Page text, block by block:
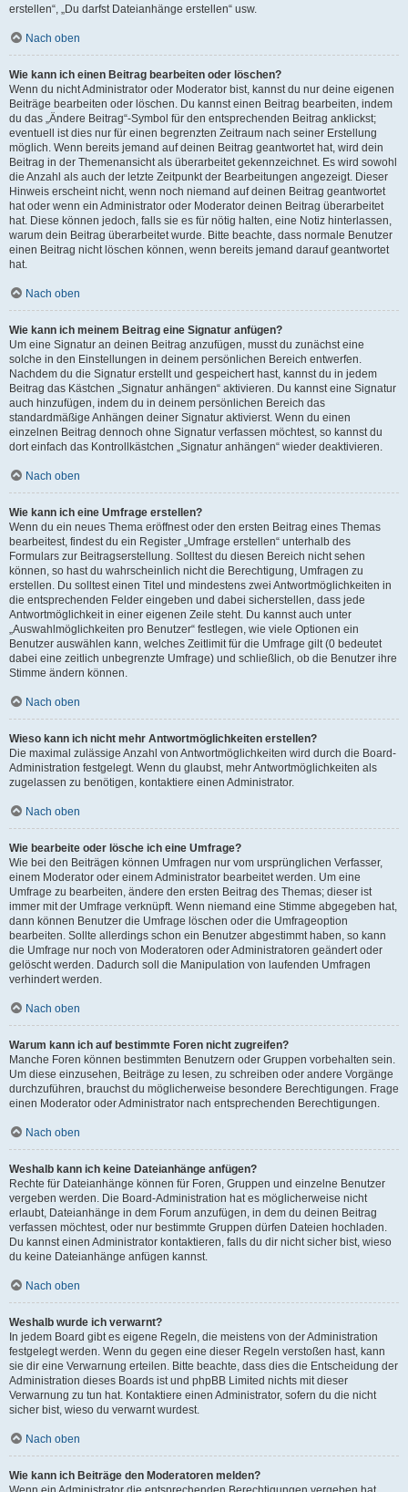
erstellen“, „Du darfst Dateianhänge erstellen“ usw.
Nach oben
Wie kann ich einen Beitrag bearbeiten oder löschen?
Wenn du nicht Administrator oder Moderator bist, kannst du nur deine eigenen
Beiträge bearbeiten oder löschen. Du kannst einen Beitrag bearbeiten, indem
du das „Ändere Beitrag“-Symbol für den entsprechenden Beitrag anklickst;
eventuell ist dies nur für einen begrenzten Zeitraum nach seiner Erstellung
möglich. Wenn bereits jemand auf deinen Beitrag geantwortet hat, wird dein
Beitrag in der Themenansicht als überarbeitet gekennzeichnet. Es wird sowohl
die Anzahl als auch der letzte Zeitpunkt der Bearbeitungen angezeigt. Dieser
Hinweis erscheint nicht, wenn noch niemand auf deinen Beitrag geantwortet
hat oder wenn ein Administrator oder Moderator deinen Beitrag überarbeitet
hat. Diese können jedoch, falls sie es für nötig halten, eine Notiz hinterlassen,
warum dein Beitrag überarbeitet wurde. Bitte beachte, dass normale Benutzer
einen Beitrag nicht löschen können, wenn bereits jemand darauf geantwortet
hat.
Nach oben
Wie kann ich meinem Beitrag eine Signatur anfügen?
Um eine Signatur an deinen Beitrag anzufügen, musst du zunächst eine
solche in den Einstellungen in deinem persönlichen Bereich entwerfen.
Nachdem du die Signatur erstellt und gespeichert hast, kannst du in jedem
Beitrag das Kästchen „Signatur anhängen“ aktivieren. Du kannst eine Signatur
auch hinzufügen, indem du in deinem persönlichen Bereich das
standardmäßige Anhängen deiner Signatur aktivierst. Wenn du einen
einzelnen Beitrag dennoch ohne Signatur verfassen möchtest, so kannst du
dort einfach das Kontrollkästchen „Signatur anhängen“ wieder deaktivieren.
Nach oben
Wie kann ich eine Umfrage erstellen?
Wenn du ein neues Thema eröffnest oder den ersten Beitrag eines Themas
bearbeitest, findest du ein Register „Umfrage erstellen“ unterhalb des
Formulars zur Beitragserstellung. Solltest du diesen Bereich nicht sehen
können, so hast du wahrscheinlich nicht die Berechtigung, Umfragen zu
erstellen. Du solltest einen Titel und mindestens zwei Antwortmöglichkeiten in
die entsprechenden Felder eingeben und dabei sicherstellen, dass jede
Antwortmöglichkeit in einer eigenen Zeile steht. Du kannst auch unter
„Auswahlmöglichkeiten pro Benutzer“ festlegen, wie viele Optionen ein
Benutzer auswählen kann, welches Zeitlimit für die Umfrage gilt (0 bedeutet
dabei eine zeitlich unbegrenzte Umfrage) und schließlich, ob die Benutzer ihre
Stimme ändern können.
Nach oben
Wieso kann ich nicht mehr Antwortmöglichkeiten erstellen?
Die maximal zulässige Anzahl von Antwortmöglichkeiten wird durch die Board-
Administration festgelegt. Wenn du glaubst, mehr Antwortmöglichkeiten als
zugelassen zu benötigen, kontaktiere einen Administrator.
Nach oben
Wie bearbeite oder lösche ich eine Umfrage?
Wie bei den Beiträgen können Umfragen nur vom ursprünglichen Verfasser,
einem Moderator oder einem Administrator bearbeitet werden. Um eine
Umfrage zu bearbeiten, ändere den ersten Beitrag des Themas; dieser ist
immer mit der Umfrage verknüpft. Wenn niemand eine Stimme abgegeben hat,
dann können Benutzer die Umfrage löschen oder die Umfrageoption
bearbeiten. Sollte allerdings schon ein Benutzer abgestimmt haben, so kann
die Umfrage nur noch von Moderatoren oder Administratoren geändert oder
gelöscht werden. Dadurch soll die Manipulation von laufenden Umfragen
verhindert werden.
Nach oben
Warum kann ich auf bestimmte Foren nicht zugreifen?
Manche Foren können bestimmten Benutzern oder Gruppen vorbehalten sein.
Um diese einzusehen, Beiträge zu lesen, zu schreiben oder andere Vorgänge
durchzuführen, brauchst du möglicherweise besondere Berechtigungen. Frage
einen Moderator oder Administrator nach entsprechenden Berechtigungen.
Nach oben
Weshalb kann ich keine Dateianhänge anfügen?
Rechte für Dateianhänge können für Foren, Gruppen und einzelne Benutzer
vergeben werden. Die Board-Administration hat es möglicherweise nicht
erlaubt, Dateianhänge in dem Forum anzufügen, in dem du deinen Beitrag
verfassen möchtest, oder nur bestimmte Gruppen dürfen Dateien hochladen.
Du kannst einen Administrator kontaktieren, falls du dir nicht sicher bist, wieso
du keine Dateianhänge anfügen kannst.
Nach oben
Weshalb wurde ich verwarnt?
In jedem Board gibt es eigene Regeln, die meistens von der Administration
festgelegt werden. Wenn du gegen eine dieser Regeln verstoßen hast, kann
sie dir eine Verwarnung erteilen. Bitte beachte, dass dies die Entscheidung der
Administration dieses Boards ist und phpBB Limited nichts mit dieser
Verwarnung zu tun hat. Kontaktiere einen Administrator, sofern du die nicht
sicher bist, wieso du verwarnt wurdest.
Nach oben
Wie kann ich Beiträge den Moderatoren melden?